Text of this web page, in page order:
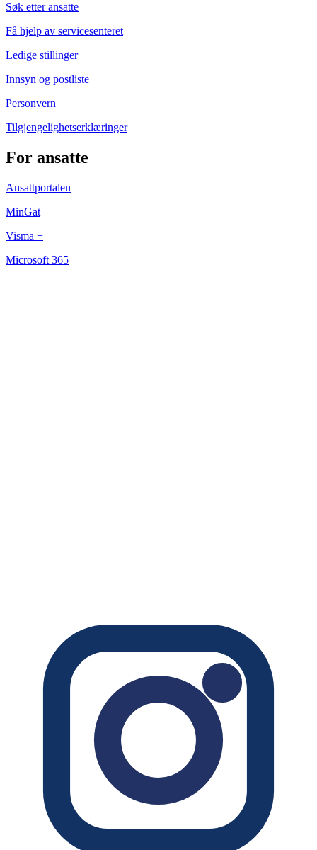
Søk etter ansatte
Få hjelp av servicesenteret
Ledige stillinger
Innsyn og postliste
Personvern
Tilgjengelighetserklæringer
For ansatte
Ansattportalen
MinGat
Visma +
Microsoft 365